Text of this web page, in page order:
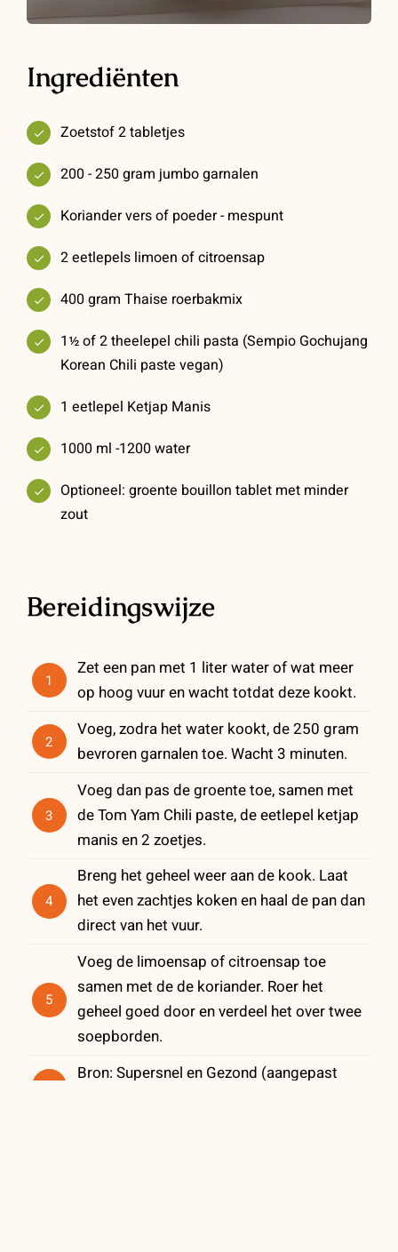
Ingrediënten
Zoetstof 2 tabletjes
200 - 250 gram jumbo garnalen
Koriander vers of poeder - mespunt
2 eetlepels limoen of citroensap
400 gram Thaise roerbakmix
1½ of 2 theelepel chili pasta (Sempio Gochujang
Korean Chili paste vegan)
1 eetlepel Ketjap Manis
1000 ml -1200 water
Optioneel: groente bouillon tablet met minder
zout
Bereidingswijze
1
Zet een pan met 1 liter water of wat meer
op hoog vuur en wacht totdat deze kookt.
2
Voeg, zodra het water kookt, de 250 gram
bevroren garnalen toe. Wacht 3 minuten.
3
Voeg dan pas de groente toe, samen met
de Tom Yam Chili paste, de eetlepel ketjap
manis en 2 zoetjes.
4
Breng het geheel weer aan de kook. Laat
het even zachtjes koken en haal de pan dan
direct van het vuur.
5
Voeg de limoensap of citroensap toe
samen met de de koriander. Roer het
geheel goed door en verdeel het over twee
soepborden.
6
Bron: Supersnel en Gezond (aangepast